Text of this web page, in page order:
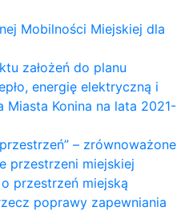
Mobilności Miejskiej dla
założeń do planu
energię elektryczną i
Miasta Konina na lata 2021-
– zrównoważone
przestrzeni miejskiej
przestrzeń miejską
poprawy zapewniania